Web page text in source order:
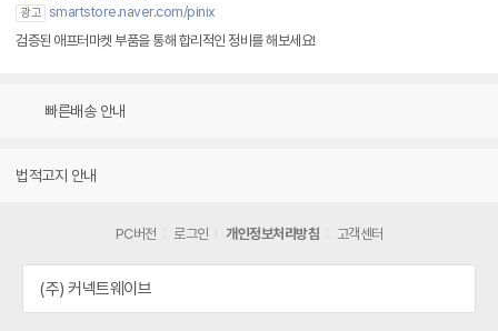
광고 smartstore.naver.com/pinix
검증된 애프터마켓 부품을 통해 합리적인 정비를 해보세요!
빠른배송 안내
법적고지 안내
PC버전 로그인 개인정보처리방침 고객센터
(주) 커넥트웨이브